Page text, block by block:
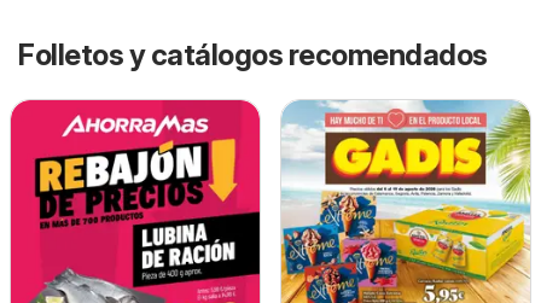
Folletos y catálogos recomendados